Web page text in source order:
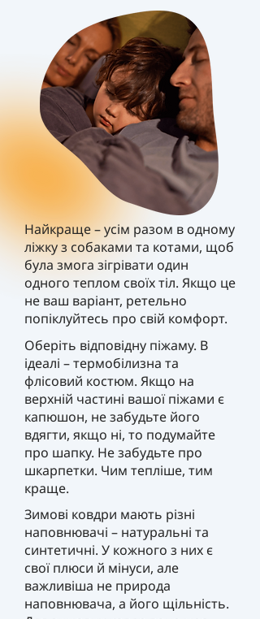
Найкраще – усім разом в одному
ліжку з собаками та котами, щоб
була змога зігрівати один
одного теплом своїх тіл. Якщо це
не ваш варіант, ретельно
попіклуйтесь про свій комфорт.
Оберіть відповідну піжаму. В
ідеалі – термобілизна та
флісовий костюм. Якщо на
верхній частині вашої піжами є
капюшон, не забудьте його
вдягти, якщо ні, то подумайте
про шапку. Не забудьте про
шкарпетки. Чим тепліше, тим
краще.
Зимові ковдри мають різні
наповнювачі – натуральні та
синтетичні. У кожного з них є
свої плюси й мінуси, але
важливіша не природа
наповнювача, а його щільність.